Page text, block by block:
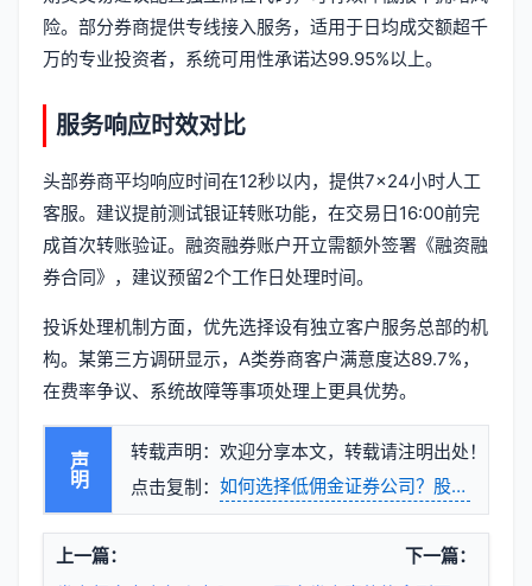
险。部分券商提供专线接入服务，适用于日均成交额超千
万的专业投资者，系统可用性承诺达99.95%以上。
服务响应时效对比
头部券商平均响应时间在12秒以内，提供7×24小时人工
客服。建议提前测试银证转账功能，在交易日16:00前完
成首次转账验证。融资融券账户开立需额外签署《融资融
券合同》，建议预留2个工作日处理时间。
投诉处理机制方面，优先选择设有独立客户服务总部的机
构。某第三方调研显示，A类券商客户满意度达89.7%，
在费率争议、系统故障等事项处理上更具优势。
声明
转载声明：欢迎分享本文，转载请注明出处！
点击复制： 如何选择低佣金证券公司？股票与期货
上一篇：
下一篇：